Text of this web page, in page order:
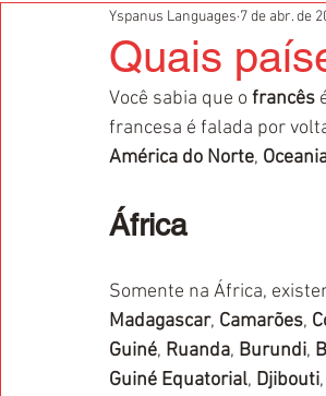
Quais
Yspanus Languages 7 de abr. de
Você sabia que o francês
francesa é falada por
América do Norte,
África
Somente na África,
Madagascar, Camarões,
Guiné, Ruanda, Burundi,
Guiné Equatorial, Djibouti,